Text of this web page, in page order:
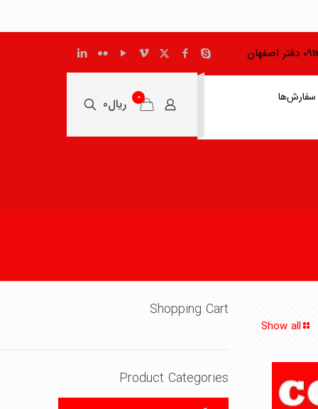
سفارش‌ها 0 ریال0
Show all
Shopping Cart
Product Categories